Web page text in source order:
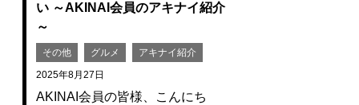
い ～AKINAI会員のアキナイ紹介
～
その他 グルメ
アキナイ紹介
2025年8月27日
AKINAI会員の皆様、こんにち